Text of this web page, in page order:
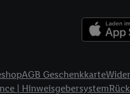
AGB Geschenkkarte
| Hinweisgebersystem
und Inhalten, Abgleichung
Endgeräte,
genauer Standortdaten.